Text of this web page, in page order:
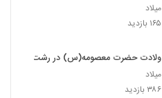
میلاد
۱۶۵ بازدید
ولادت حضرت معصومه(س) در رشت
میلاد
۳۸۶ بازدید